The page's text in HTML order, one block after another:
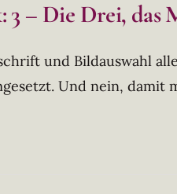
3 – Die Drei, das
und Bildauswahl
Und nein, damit